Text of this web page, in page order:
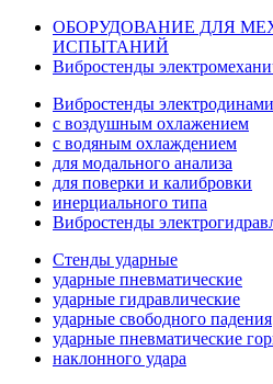
ОБОРУДОВАНИЕ ДЛЯ
ИСПЫТАНИЙ
Вибростенды
Вибростенды
с воздушным охлажением
с водяным охлаждением
для модального анализа
для поверки и калибровки
инерциального типа
Вибростенды
Стенды ударные
ударные пневматические
ударные гидравлические
ударные свободного падения
ударные пневматические
наклонного удара